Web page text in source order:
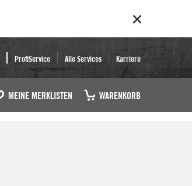
ProfiService Alle Services Karriere
MEINE MERKLISTEN WARENKORB